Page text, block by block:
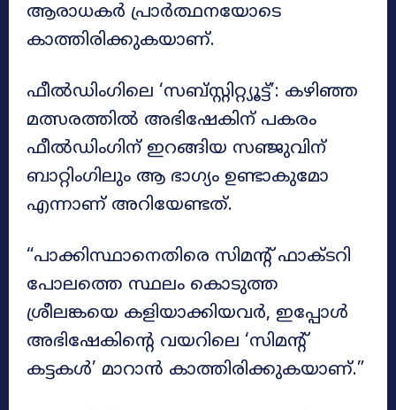
ആരാധകർ പ്രാർത്ഥനയോടെ
കാത്തിരിക്കുകയാണ്.
ഫീൽഡിംഗിലെ ‘സബ്സ്റ്റിറ്റ്യൂട്ട്’: കഴിഞ്ഞ
മത്സരത്തിൽ അഭിഷേകിന് പകരം
ഫീൽഡിംഗിന് ഇറങ്ങിയ സഞ്ജുവിന്
ബാറ്റിംഗിലും ആ ഭാഗ്യം ഉണ്ടാകുമോ
എന്നാണ് അറിയേണ്ടത്.
“പാക്കിസ്ഥാനെതിരെ സിമന്റ് ഫാക്ടറി
പോലത്തെ സ്ഥലം കൊടുത്ത
ശ്രീലങ്കയെ കളിയാക്കിയവർ, ഇപ്പോൾ
അഭിഷേകിന്റെ വയറിലെ ‘സിമന്റ്
കട്ടകൾ’ മാറാൻ കാത്തിരിക്കുകയാണ്.”